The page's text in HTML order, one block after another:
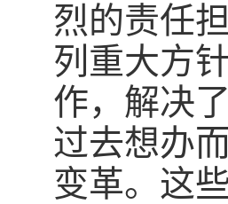
烈的责任
列重大方
作，解决
过去想办
变革。这